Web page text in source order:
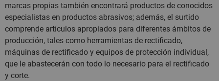
marcas propias también encontrará productos de conocidos
especialistas en productos abrasivos; además, el surtido
comprende artículos apropiados para diferentes ámbitos de
producción, tales como herramientas de rectificado,
máquinas de rectificado y equipos de protección individual,
que le abastecerán con todo lo necesario para el rectificado
y corte.